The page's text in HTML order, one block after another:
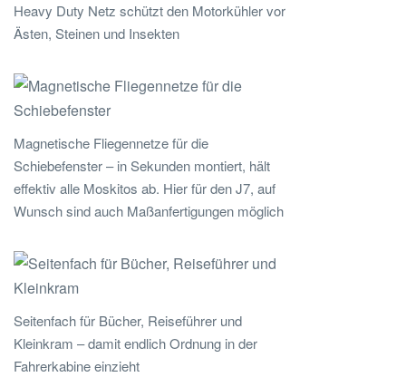
Heavy Duty Netz schützt den Motorkühler vor
Ästen, Steinen und Insekten
Magnetische Fliegennetze für die
Schiebefenster – in Sekunden montiert, hält
effektiv alle Moskitos ab. Hier für den J7, auf
Wunsch sind auch Maßanfertigungen möglich
Seitenfach für Bücher, Reiseführer und
Kleinkram – damit endlich Ordnung in der
Fahrerkabine einzieht